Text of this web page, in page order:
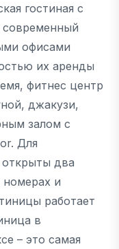
гостиная с
офисами
их аренды
фитнес центр
джакузи,
залом с
Для
открыты два
номерах и
работает
в
– это самая